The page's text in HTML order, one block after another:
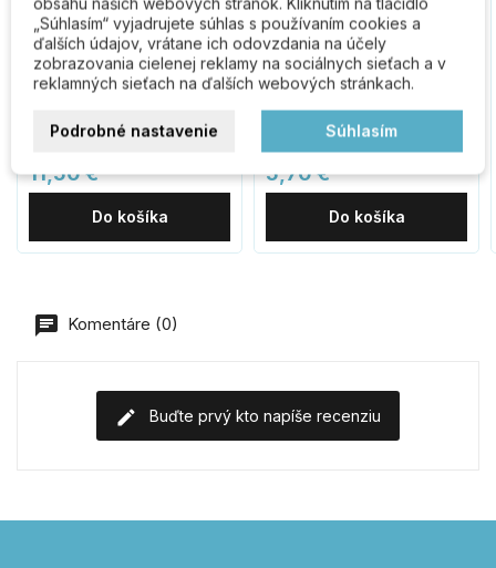
EURO Secure
11,50 €
Do košíka
RN.120L.1.MD číslo "1"
120mm medené
5,70 €
Do košíka
Komentáre (0)
Buďte prvý kto napíše recenziu
„Súhlasím“ vyjadrujete súhlas s používaním cookies a
ďalších údajov, vrátane ich odovzdania na účely
zobrazovania cielenej reklamy na sociálnych sieťach a v
reklamných sieťach na ďalších webových stránkach.
Podrobné nastavenie Súhlasím